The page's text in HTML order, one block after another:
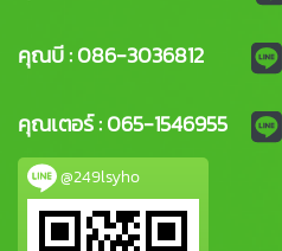
คุณบี : 086-3036812
คุณเตอร์ : 065-1546955
@249lsyho